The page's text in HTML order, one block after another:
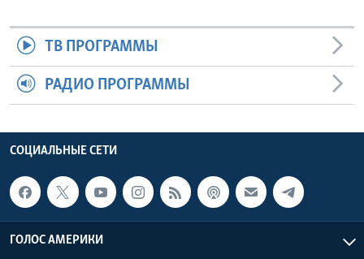
ТВ ПРОГРАММЫ
РАДИО ПРОГРАММЫ
СОЦИАЛЬНЫЕ СЕТИ
ГОЛОС АМЕРИКИ